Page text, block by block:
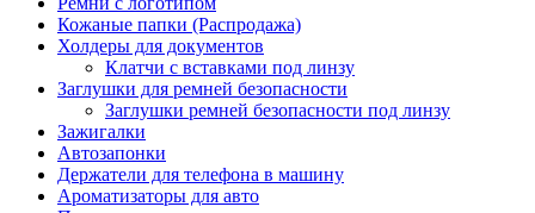
Кожаные папки (Распродажа)
Холдеры для документов
Клатчи с вставками под линзу
Заглушки для ремней безопасности
Заглушки ремней безопасности под линзу
Зажигалки
Автозапонки
Держатели для телефона в машину
Ароматизаторы для авто